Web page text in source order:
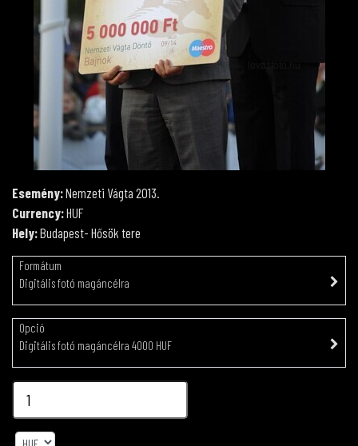
Esemény:Nemzeti Vágta 2013.
Currency:HUF
Hely:Budapest- Hősök tere
Formátum
Digitális fotó magáncélra
Opció
Digitális fotó magáncélra 4000 HUF